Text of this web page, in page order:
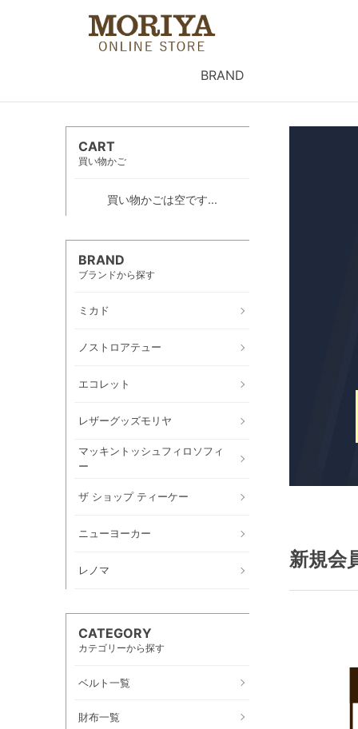
BRAND
CART
買い物かご
買い物かごは空です...
BRAND
ブランドから探す
ミカド
ノストロアテュー
エコレット
レザーグッズモリヤ
マッキントッシュフィロソフィ
ー
ザ ショップ ティーケー
ニューヨーカー
レノマ
CATEGORY
カテゴリーから探す
ベルト一覧
財布一覧
新規会